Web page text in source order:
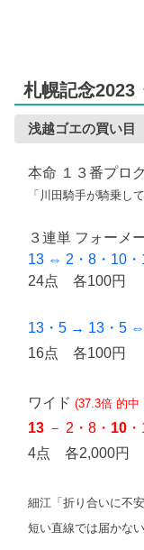
札幌記念2023
浅越ゴエの買い目
本命 １３番プロ
「川田騎手が騎乗し
３連単 フォーメ
13 ⇔ 2・8・10
24点 各100円
13・5 → 13・5
16点 各100円
ワイド(37.3倍 的中
13 － 2・8・ 10
4点 各2,000円
細江「折り合いに不
短い直線では届かない